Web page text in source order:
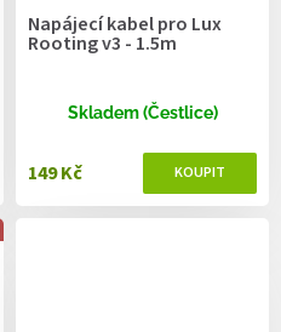
Napájecí kabel pro Lux
Rooting v3 - 1.5m
Skladem (Čestlice)
149 Kč